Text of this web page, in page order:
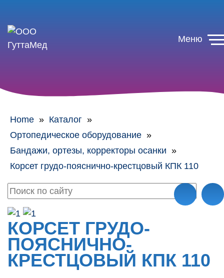
Меню
Home » Каталог »
Ортопедическое оборудование »
Бандажи, ортезы, корректоры осанки »
Корсет грудо-пояснично-крестцовый КПК 110
КОРСЕТ ГРУДО-
ПОЯСНИЧНО-
КРЕСТЦОВЫЙ КПК 110